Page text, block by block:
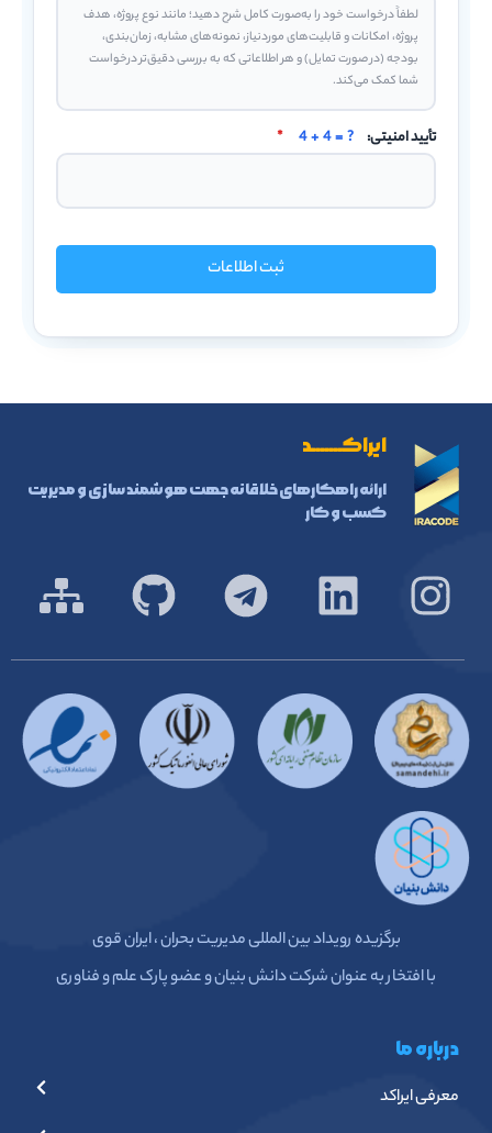
تأیید امنیتی: 4 + 4 = ?
*
ثبت اطلاعات
درباره ما
معرفی ایراکد
ایراکـــــــد
ارائه راهکارهای خلاقانه جهت هوشمند سازی و مدیریت
کسب و کار
برگزیده رویداد بین المللی مدیریت بحران ، ایران قوی
با افتخار به عنوان شرکت دانش بنیان و عضو پارک علم و فناوری